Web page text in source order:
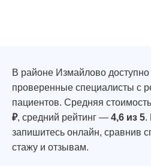
В районе Измайлово доступно
проверенные специалисты с
пациентов. Средняя
₽, средний рейтинг — 4,6 из 5.
запишитесь онлайн, сравнив
стажу и отзывам.